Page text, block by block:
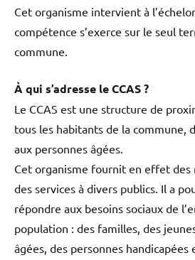
Cet organisme intervient à
compétence s’exerce sur le seul
commune.
À qui s’adresse le CCAS ?
Le CCAS est une structure de
tous les habitants de la commune,
aux personnes âgées.
Cet organisme fournit en effet
des services à divers publics. Il a
répondre aux besoins sociaux de
population : des familles, des
âgées, des personnes handicapées